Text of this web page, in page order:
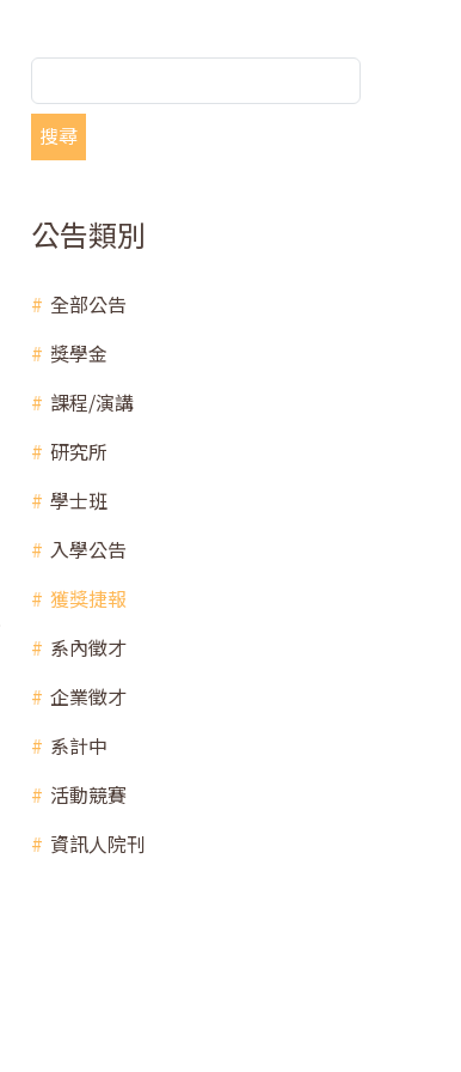
搜尋
公告類別
全部公告
獎學金
課程/演講
研究所
學士班
入學公告
獲獎捷報
系內徵才
企業徵才
系計中
活動競賽
資訊人院刊